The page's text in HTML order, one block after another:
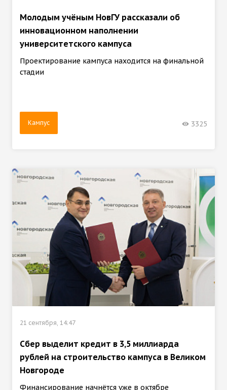
Молодым учёным НовГУ рассказали об
инновационном наполнении
университетского кампуса
Проектирование кампуса находится на финальной
стадии
Кампус 3325
21 сентября, 14:47
Сбер выделит кредит в 3,5 миллиарда
рублей на строительство кампуса в Великом
Новгороде
Финансирование начнётся уже в октябре